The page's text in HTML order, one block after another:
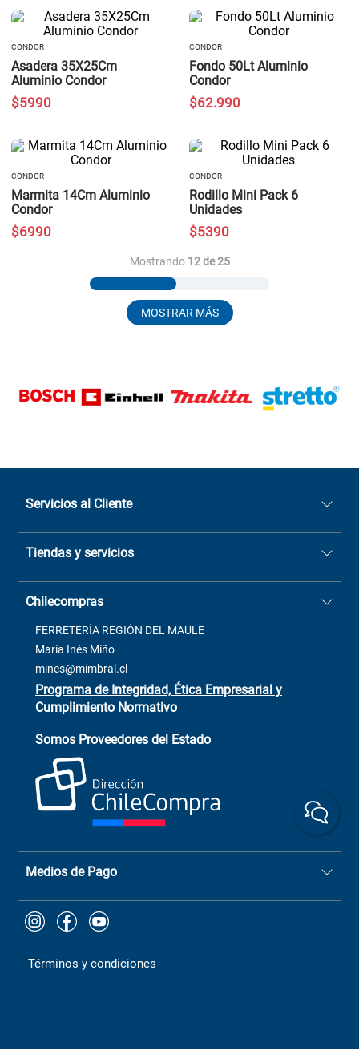
CONDOR
Asadera 35X25Cm
Aluminio Condor
$5990
CONDOR
Fondo 50Lt Aluminio
Condor
$62.990
CONDOR
Marmita 14Cm Aluminio
Condor
$6990
CONDOR
Rodillo Mini Pack 6
Unidades
$5390
Mostrando 12 de 25
MOSTRAR MÁS
Servicios al Cliente
Quiénes somos
Sucursales
Términos y condiciones
Contacto
Venta Terreno
Trabaja con Nosotros
+(73) 256
ChileCompras
+56 9 9888 9549
Tiendas y servicios
Casa Matriz: Avenida Chorrillos
2137 San Javier, Fono (73)
Chilecompras
FERRETERÍA REGIÓN DEL MAULE
María Inés Miño
mines@mimbral.cl
Programa de Integridad, Ética Empresarial y
Cumplimiento Normativo
Somos Proveedores del Estado
Medios de Pago
Términos y condiciones